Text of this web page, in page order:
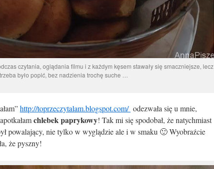
czytania, oglądania filmu i z każdym kęsem stawały się smaczniejsze, lecz
trzeba było popić, bez nadzienia trochę suche …
http://toprzeczytalam.blogspot.com/ odezwała się u mnie,
chlebek paprykowy! Tak mi się spodobał, że natychmiast
powalający, nie tylko w wyglądzie ale i w smaku 🙂 Wyobraźcie
że pyszny!